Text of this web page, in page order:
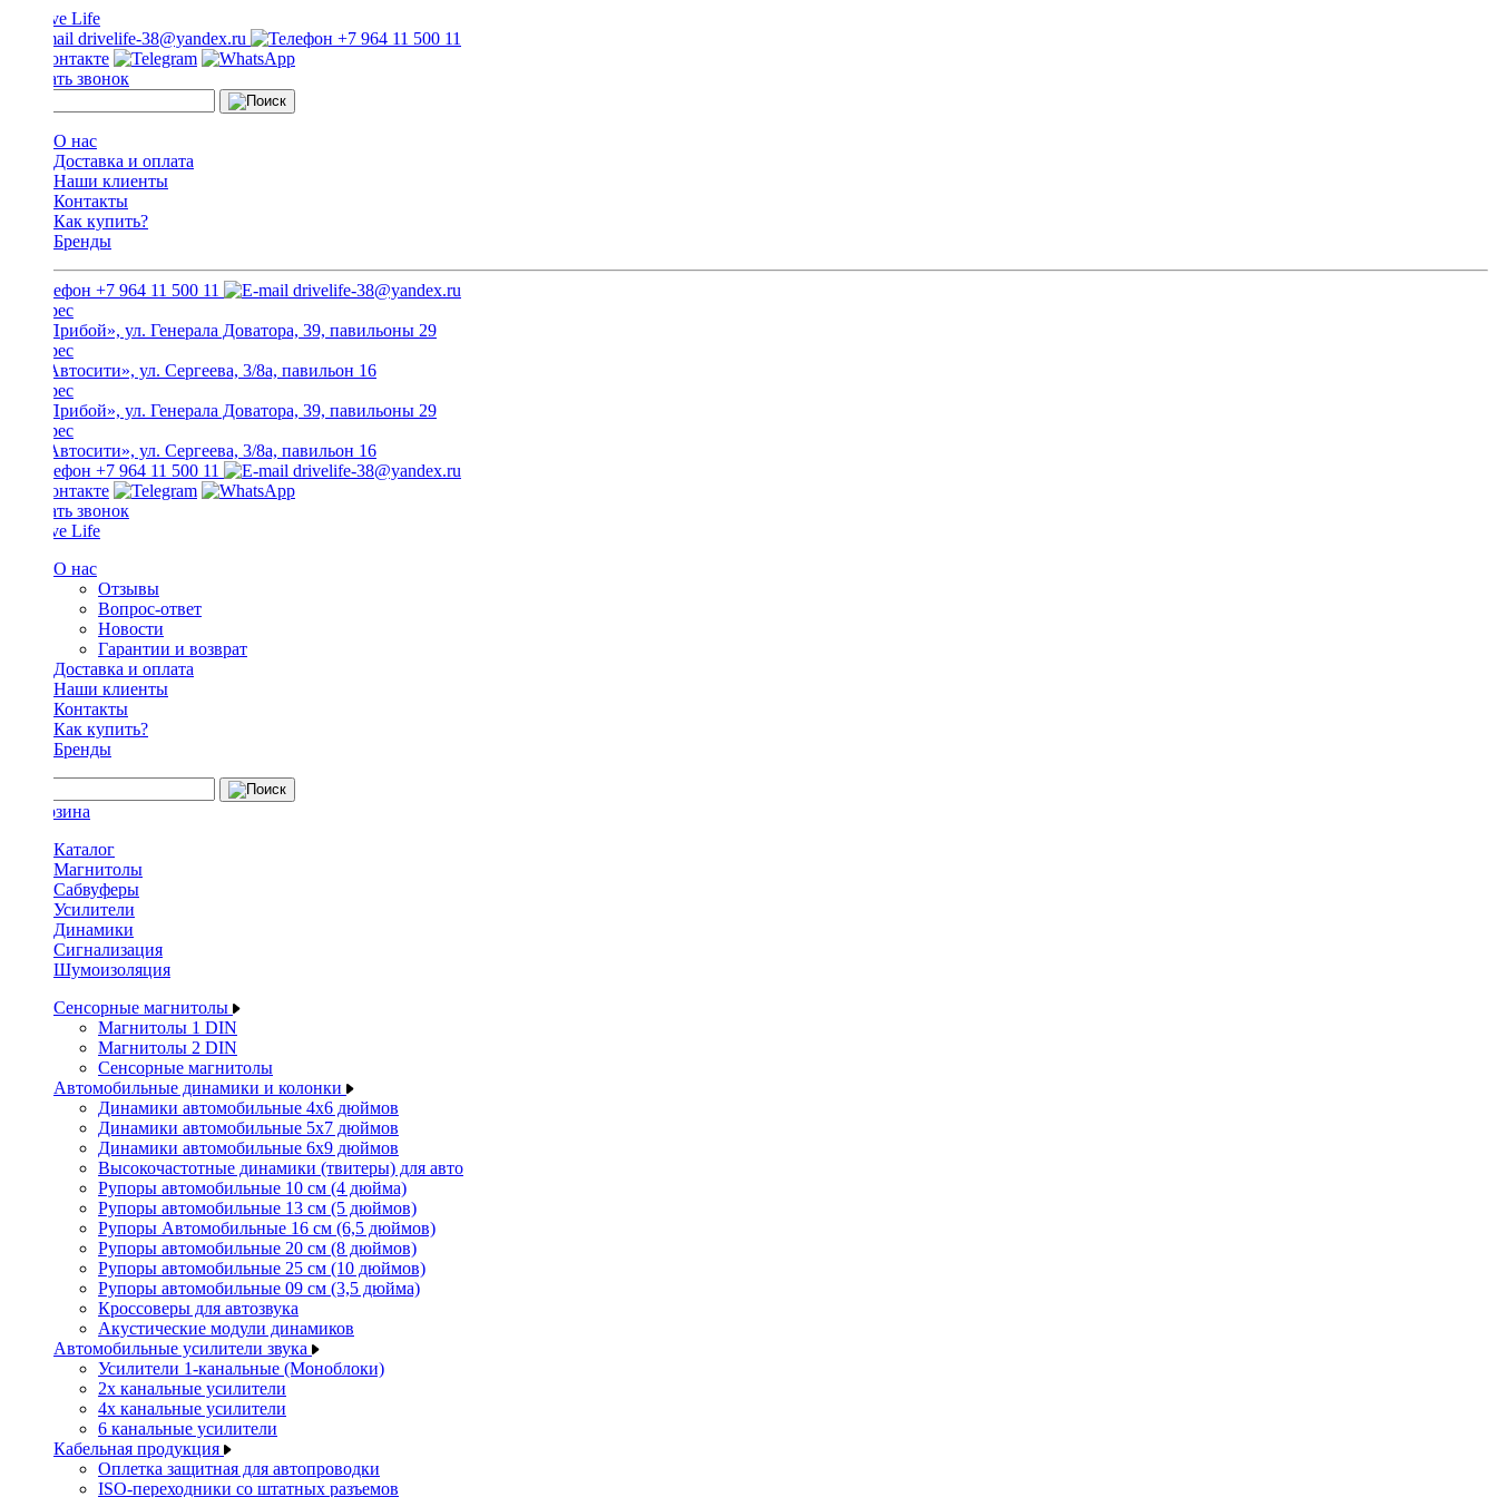
drivelife-38@yandex.ru +7 964 11 500 11
Заказать звонок
О нас
Доставка и оплата
Наши клиенты
Контакты
Как купить?
Бренды
+7 964 11 500 11 drivelife-38@yandex.ru
ТЦ «Прибой», ул. Генерала Доватора, 39, павильоны 29
ТЦ «Автосити», ул. Сергеева, 3/8а, павильон 16
ТЦ «Прибой», ул. Генерала Доватора, 39, павильоны 29
ТЦ «Автосити», ул. Сергеева, 3/8а, павильон 16
+7 964 11 500 11
drivelife-38@yandex.ru
Заказать звонок
О нас
Отзывы
Вопрос-ответ
Новости
Гарантии и возврат
Доставка и оплата
Наши клиенты
Контакты
Как купить?
Бренды
Каталог
Магнитолы
Сабвуферы
Усилители
Динамики
Сигнализация
Шумоизоляция
Сенсорные магнитолы
Магнитолы 1 DIN
Магнитолы 2 DIN
Сенсорные магнитолы
Автомобильные динамики и колонки
Динамики автомобильные 4x6 дюймов
Динамики автомобильные 5x7 дюймов
Динамики автомобильные 6x9 дюймов
Высокочастотные динамики (твитеры) для авто
Рупоры автомобильные 10 см (4 дюйма)
Рупоры автомобильные 13 см (5 дюймов)
Рупоры Автомобильные 16 см (6,5 дюймов)
Рупоры автомобильные 20 см (8 дюймов)
Рупоры автомобильные 25 см (10 дюймов)
Рупоры автомобильные 09 см (3,5 дюйма)
Кроссоверы для автозвука
Акустические модули динамиков
Автомобильные усилители звука
Усилители 1-канальные (Моноблоки)
2х канальные усилители
4х канальные усилители
6 канальные усилители
Кабельная продукция
Оплетка защитная для автопроводки
ISO-переходники со штатных разъемов